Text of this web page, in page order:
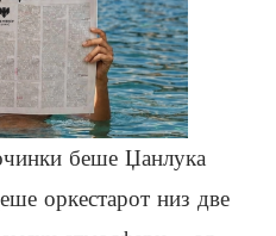
беше Џанлука
оркестарот низ две